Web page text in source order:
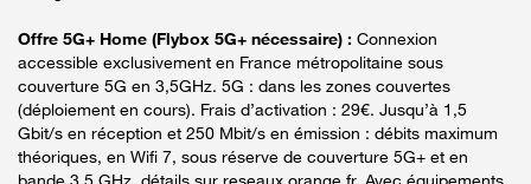
Offre 5G+ Home (Flybox 5G+ nécessaire) : Connexion
accessible exclusivement en France métropolitaine sous
couverture 5G en 3,5GHz. 5G : dans les zones couvertes
(déploiement en cours). Frais d’activation : 29€. Jusqu’à 1,5
Gbit/s en réception et 250 Mbit/s en émission : débits maximum
théoriques, en Wifi 7, sous réserve de couverture 5G+ et en
bande 3,5 GHz, détails sur reseaux.orange.fr. Avec équipements